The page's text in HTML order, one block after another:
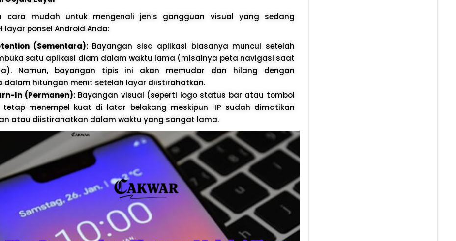
cara mudah untuk mengenali jenis gangguan visual yang sedang
layar ponsel Android Anda:
(Sementara):Bayangan sisa aplikasi biasanya muncul setelah
satu aplikasi diam dalam waktu lama (misalnya peta navigasi saat
Namun, bayangan tipis ini akan memudar dan hilang dengan
dalam hitungan menit setelah layar diistirahatkan.
In (Permanen):Bayangan visual (seperti logo status bar atau tombol
tetap menempel kuat di latar belakang meskipun HP sudah dimatikan
atau diistirahatkan dalam waktu yang sangat lama.